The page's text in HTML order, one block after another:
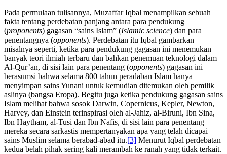
Pada permulaan tulisannya, Muzaffar Iqbal menampilkan sebuah
fakta tentang perdebatan panjang antara para pendukung
(proponents) gagasan “sains Islam” (Islamic science) dan para
penentangnya (opponents). Perdebatan itu Iqbal gambarkan
misalnya seperti, ketika para pendukung gagasan ini menemukan
banyak teori ilmiah terbaru dan bahkan penemuan teknologi dalam
Al-Qur’an, di sisi lain para penentang (opponents) gagasan ini
berasumsi bahwa selama 800 tahun peradaban Islam hanya
menyimpan sains Yunani untuk kemudian ditemukan oleh pemilik
aslinya (bangsa Eropa). Begitu juga ketika pendukung gagasan sains
Islam melihat bahwa sosok Darwin, Copernicus, Kepler, Newton,
Harvey, dan Einstein terinspirasi oleh al-Jahiz, al-Biruni, Ibn Sina,
Ibn Haytham, al-Tusi dan Ibn Nafis, di sisi lain para penentang
mereka secara sarkastis mempertanyakan apa yang telah dicapai
sains Muslim selama berabad-abad itu.[3] Menurut Iqbal perdebatan
kedua belah pihak sering kali merambah ke ranah yang tidak terkait.